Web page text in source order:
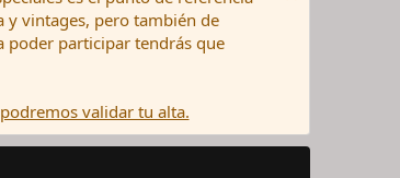
y vintages, pero también de
poder participar tendrás que
validar tu alta.